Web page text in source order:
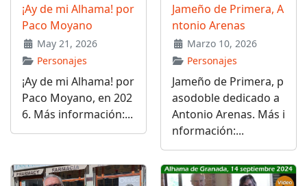
¡Ay de mi Alhama! por
Paco Moyano
May 21, 2026
Personajes
¡Ay de mi Alhama! por
Paco Moyano, en 202
6. Más información:...
Jameño de Primera, A
ntonio Arenas
Marzo 10, 2026
Personajes
Jameño de Primera, p
asodoble dedicado a
Antonio Arenas. Más i
nformación:...